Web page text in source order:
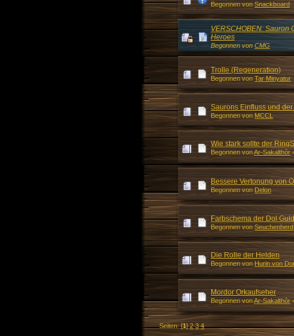
Begonnen von Snackboard
VERSCHOBEN: Sauron
Heroes
Begonnen von CMG
Trolle (Regeneration)
Begonnen von Tar Minyatur
Saurons Einfluss und
Begonnen von MCCL
Wie stark sollte der
Begonnen vonAr-Sakalthôr
Bessere Vertonung von
Begonnen von Delon
Farbschema der Dol
Begonnen von Seuchenherd
Die Rolle der Helden
Begonnen von Hurin von
Mordor Orkaufseher
Begonnen vonAr-Sakalthôr
Seiten: [1]2 3 4